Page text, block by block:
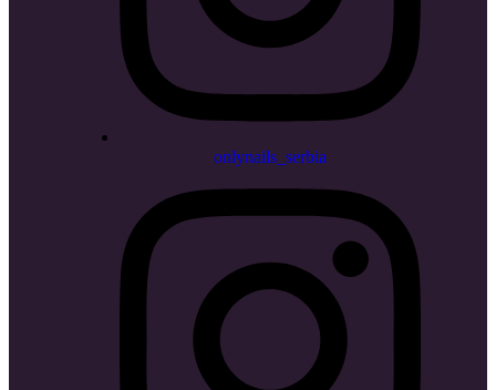
onlynails_serbia